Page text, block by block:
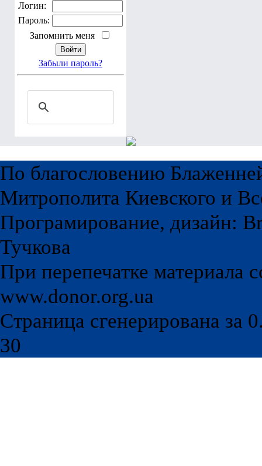
Логин:
Пароль:
Запомнить меня
Забыли пароль?
По благословению
Митрополита Киевского и
Програмирование, дизайн:
Тучкова
При перепечатке материала
www.donor.org.ua
Страница сгенерирована за
30